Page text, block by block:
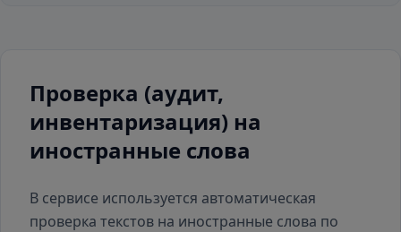
Проверка (аудит,
инвентаризация) на
иностранные слова
В сервисе используется автоматическая
проверка текстов на иностранные слова по